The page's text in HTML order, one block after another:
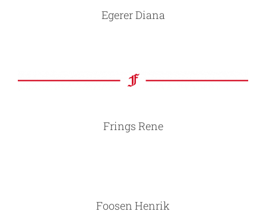
Egerer Diana
Frings Rene
Foosen Henrik